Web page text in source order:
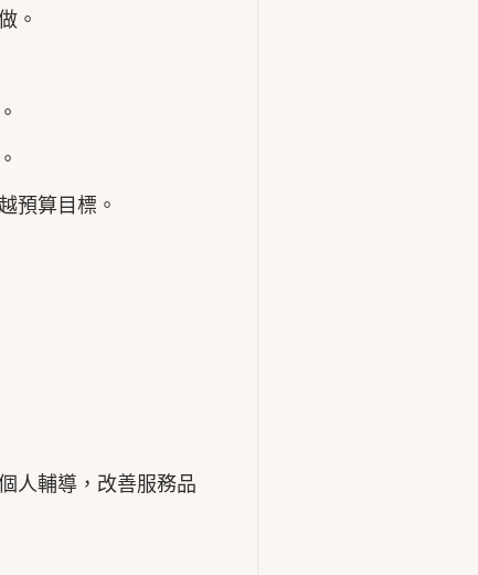
。
預算目標。
人輔導，改善服務品